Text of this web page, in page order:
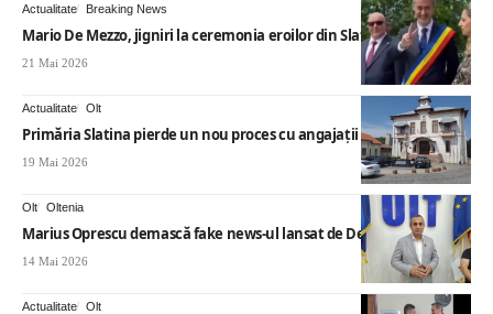
Actualitate Breaking News
Mario De Mezzo, jigniri la ceremonia eroilor din Slatina
21 Mai 2026
Actualitate Olt
Primăria Slatina pierde un nou proces cu angajații
19 Mai 2026
Olt Oltenia
Marius Oprescu demască fake news-ul lansat de De Mezzo
14 Mai 2026
Actualitate Olt